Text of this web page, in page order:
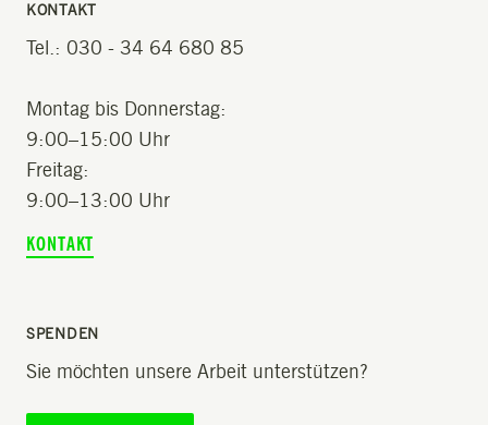
KONTAKT
Tel.: 030 - 34 64 680 85
Montag bis Donnerstag:
9:00–15:00 Uhr
Freitag:
9:00–13:00 Uhr
KONTAKT
SPENDEN
Sie möchten unsere Arbeit unterstützen?